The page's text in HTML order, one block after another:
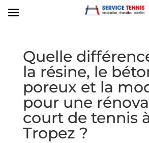
Quelle
la résine, le
poreux et la
pour une
court de tennis
Tropez ?